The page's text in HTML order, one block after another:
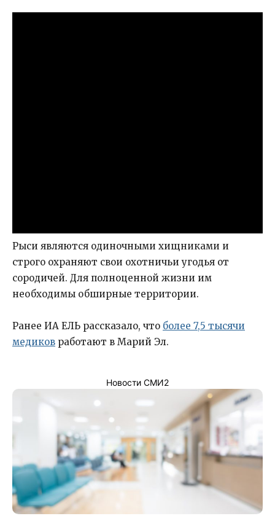
Рыси являются одиночными хищниками и
строго охраняют свои охотничьи угодья от
сородичей. Для полноценной жизни им
необходимы обширные территории.
Ранее ИА ЕЛЬ рассказало, что более 7,5 тысячи
медиков работают в Марий Эл.
Новости СМИ2